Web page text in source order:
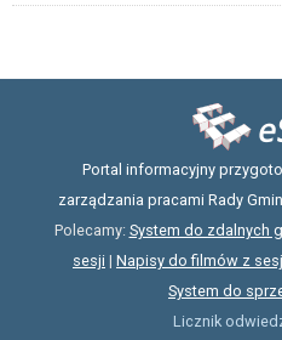
Portal informacyjny
zarządzania pracami Rady
Polecamy: System do zdalnych
sesji | Napisy do filmów z
System do
Licznik